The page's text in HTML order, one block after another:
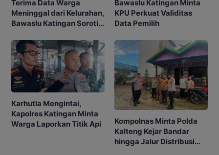
Terima Data Warga
Meninggal dari Kelurahan,
Bawaslu Katingan Soroti
Bawaslu Katingan Minta
KPU Perkuat Validitas
Data Pemilih
Karhutla Mengintai,
Kapolres Katingan Minta
Warga Laporkan Titik Api
Kompolnas Minta Polda
Kalteng Kejar Bandar
hingga Jalur Distribusi